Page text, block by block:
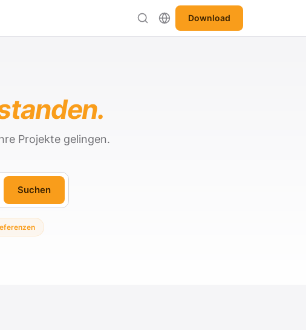
Download
Projekte gelingen.
Suchen